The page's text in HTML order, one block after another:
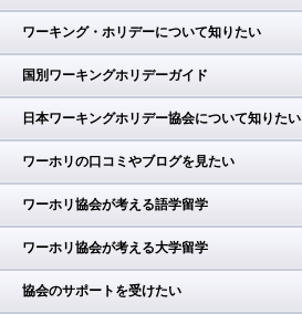
ワーキング・ホリデーについて知りたい
国別ワーキングホリデーガイド
日本ワーキングホリデー協会について知りたい
ワーホリの口コミやブログを見たい
ワーホリ協会が考える語学留学
ワーホリ協会が考える大学留学
協会のサポートを受けたい